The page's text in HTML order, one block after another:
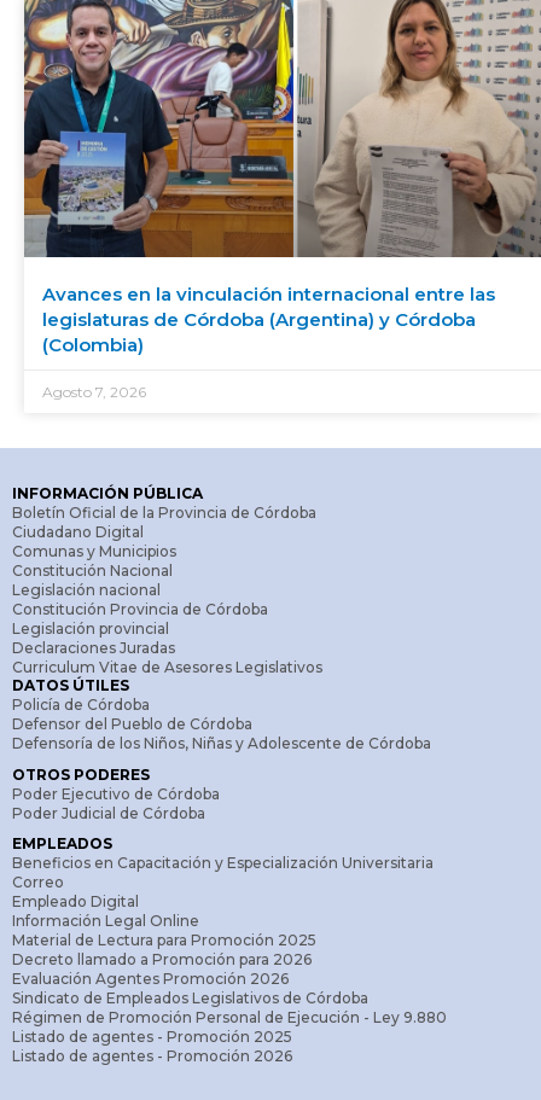
Avances en la vinculación internacional entre las
legislaturas de Córdoba (Argentina) y Córdoba
(Colombia)
Agosto 7, 2026
INFORMACIÓN PÚBLICA
Boletín Oficial de la Provincia de Córdoba
Ciudadano Digital
Comunas y Municipios
Constitución Nacional
Legislación nacional
Constitución Provincia de Córdoba
Legislación provincial
Declaraciones Juradas
Curriculum Vitae de Asesores Legislativos
DATOS ÚTILES
Policía de Córdoba
Defensor del Pueblo de Córdoba
Defensoría de los Niños, Niñas y Adolescente de Córdoba
OTROS PODERES
Poder Ejecutivo de Córdoba
Poder Judicial de Córdoba
EMPLEADOS
Beneficios en Capacitación y Especialización Universitaria
Correo
Empleado Digital
Información Legal Online
Material de Lectura para Promoción 2025
Decreto llamado a Promoción para 2026
Evaluación Agentes Promoción 2026
Sindicato de Empleados Legislativos de Córdoba
Régimen de Promoción Personal de Ejecución - Ley 9.880
Listado de agentes - Promoción 2025
Listado de agentes - Promoción 2026